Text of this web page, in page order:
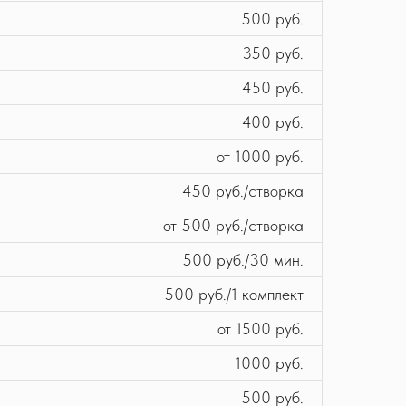
500 руб.
350 руб.
450 руб.
400 руб.
от 1000 руб.
450 руб./створка
от 500 руб./створка
500 руб./30 мин.
500 руб./1 комплект
от 1500 руб.
1000 руб.
500 руб.